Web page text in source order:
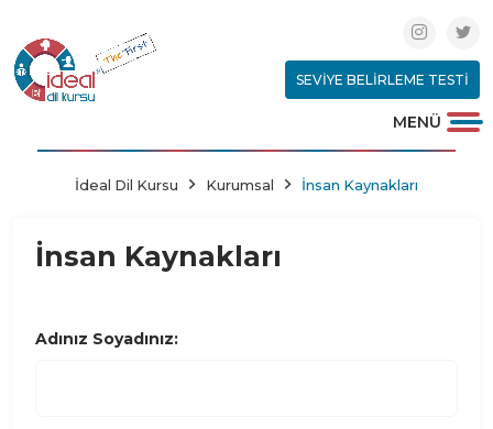
SEVIYE BELIRLEME TESTI
MENÜ
İdeal Dil Kursu Kurumsal İnsan Kaynakları
İnsan Kaynakları
Adınız Soyadınız: